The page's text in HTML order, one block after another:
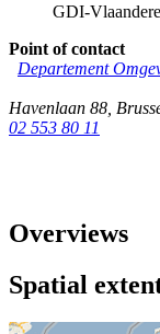
GDI-
Point of contact
Departement
Havenlaan 88
02 553 80 11
Overviews
Spatial